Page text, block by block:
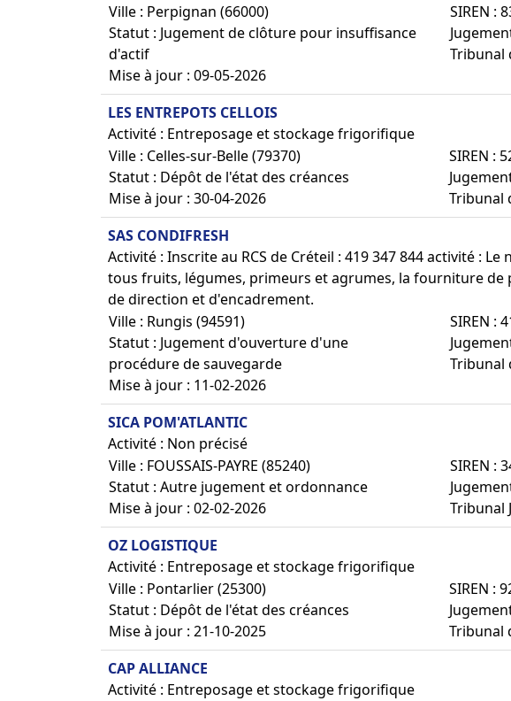
Ville : Perpignan (66000)
Statut : Jugement de clôture pour insuffisance
d'actif
Mise à jour : 09-05-2026
SIREN :
Tribunal
LES ENTREPOTS CELLOIS
Activité : Entreposage et stockage frigorifique
Ville : Celles-sur-Belle (79370)
Statut : Dépôt de l'état des créances
Mise à jour : 30-04-2026
SIREN :
Tribunal
SAS CONDIFRESH
Activité : Inscrite au RCS de Créteil : 419 347 844 activité :
tous fruits, légumes, primeurs et agrumes, la fourniture de
de direction et d'encadrement.
Ville : Rungis (94591)
Statut : Jugement d'ouverture d'une
procédure de sauvegarde
Mise à jour : 11-02-2026
SIREN :
Tribunal
SICA POM'ATLANTIC
Activité : Non précisé
Ville : FOUSSAIS-PAYRE (85240)
Statut : Autre jugement et ordonnance
Mise à jour : 02-02-2026
SIREN :
Tribunal
OZ LOGISTIQUE
Activité : Entreposage et stockage frigorifique
Ville : Pontarlier (25300)
Statut : Dépôt de l'état des créances
Mise à jour : 21-10-2025
SIREN :
Tribunal
CAP ALLIANCE
Activité : Entreposage et stockage frigorifique